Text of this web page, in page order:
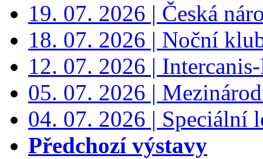
19. 07. 2026 | Česká
18. 07. 2026 | Noční
12. 07. 2026 |
05. 07. 2026 |
04. 07. 2026 | Speciální
Předchozí výstavy